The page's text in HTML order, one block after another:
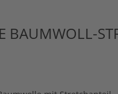
BAUMWOLL-